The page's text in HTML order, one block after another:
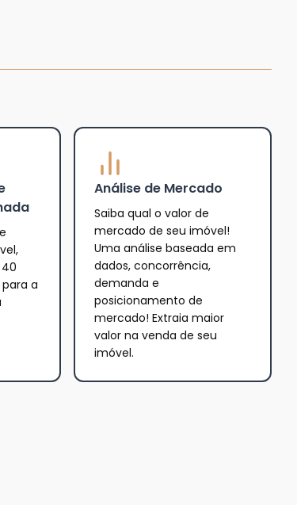
a
Análise de Mercado
Saiba qual o valor de
mercado de seu imóvel!
Uma análise baseada em
dados, concorrência,
demanda e
posicionamento de
mercado! Extraia maior
valor na venda de seu
imóvel.